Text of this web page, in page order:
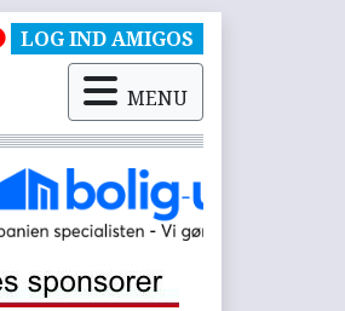
LOG IND AMIGOS
MENU